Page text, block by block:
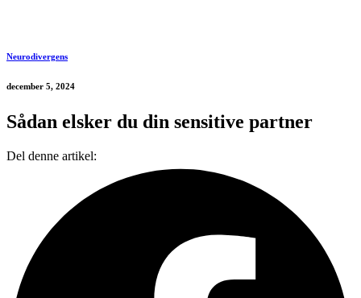
Neurodivergens
december 5, 2024
Sådan elsker du din sensitive partner
Del denne artikel: